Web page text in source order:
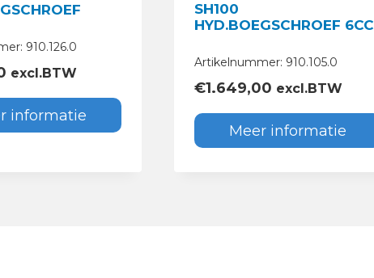
910.126.0
excl.BTW
informatie
SH100
HYD.BOEGSCHROEF 6CC
Artikelnummer: 910.105.0
€1.649,00 excl.BTW
Meer informatie